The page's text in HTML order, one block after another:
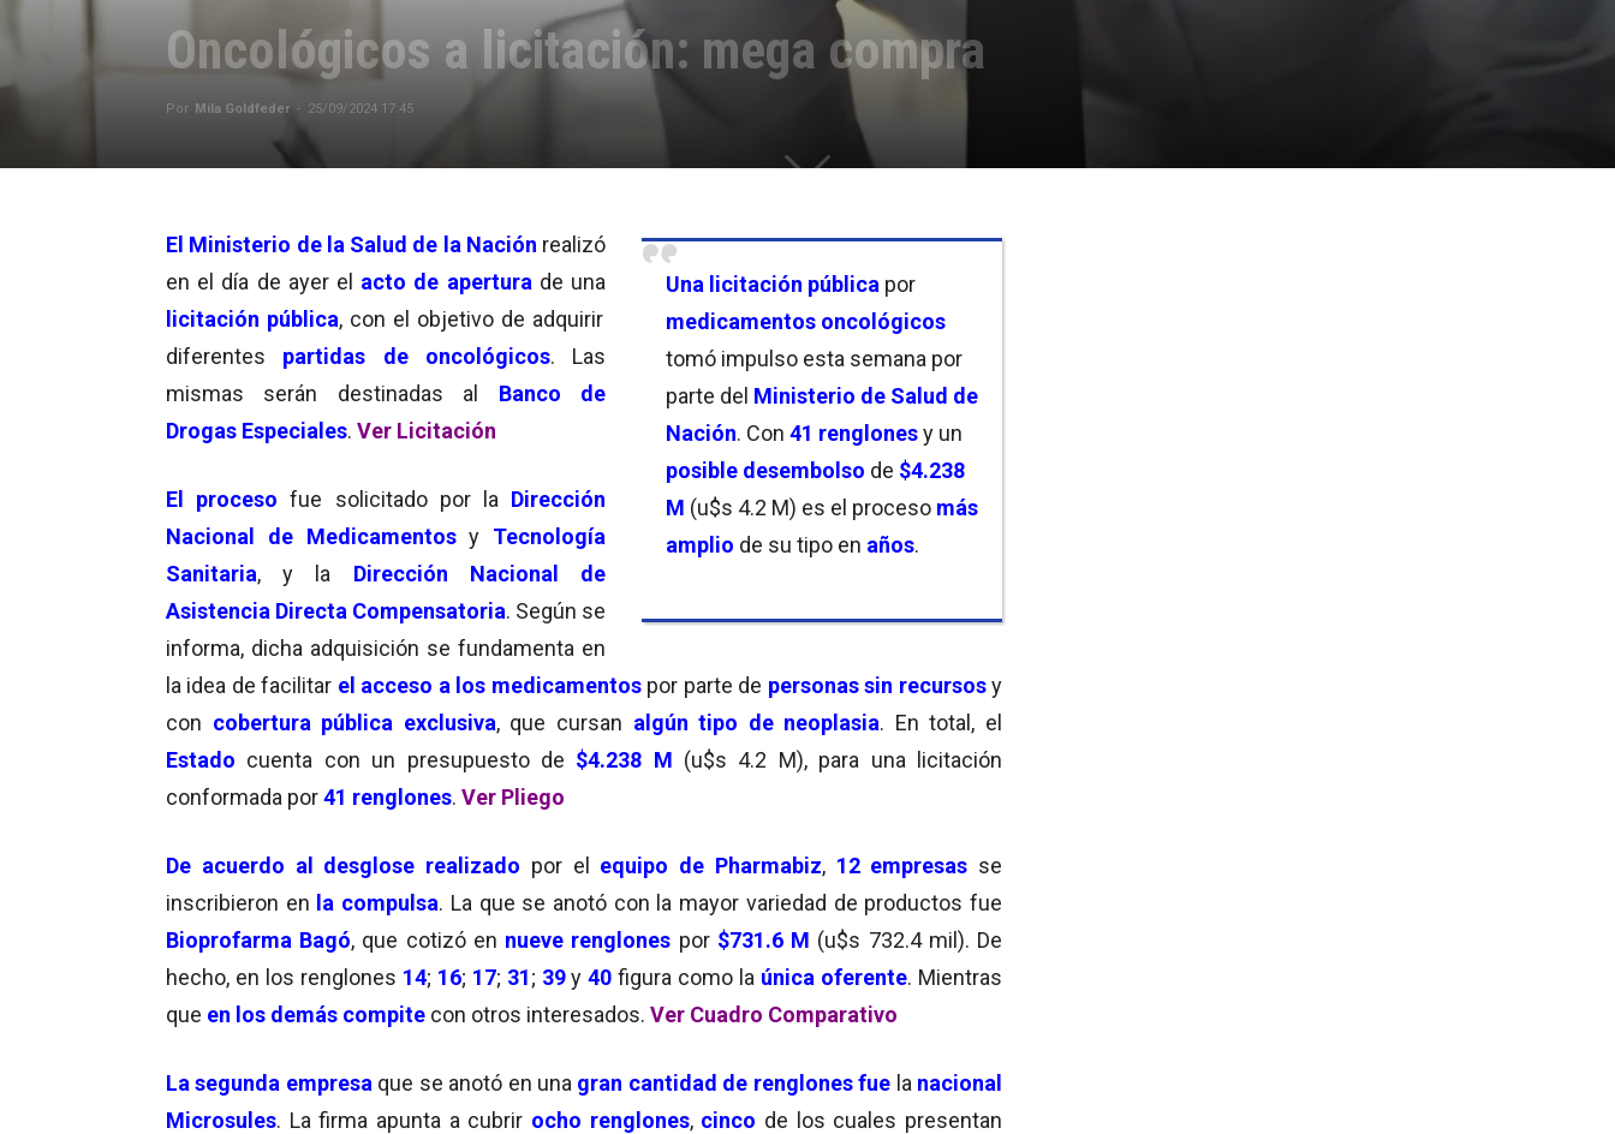
Oncológicos a licitación: mega compra
Por Mila Goldfeder - 25/09/2024 17:45
Una licitación pública por
medicamentos oncológicos
tomó impulso esta semana por
parte del Ministerio de Salud de
Nación. Con 41 renglonesy un
posible desembolso de $4.238
M (u$s 4.2 M) es el proceso más
amplio de su tipo en años.
El Ministerio de la Salud de la Nación realizó
en el día de ayer el acto de apertura de una
licitación pública, con el objetivo de adquirir
diferentes partidas de oncológicos. Las
mismas serán destinadas al Banco de
Drogas Especiales. Ver Licitación
El proceso fue solicitado por la Dirección
Nacional de Medicamentosy Tecnología
Sanitaria, y la Dirección Nacional de
Asistencia Directa Compensatoria. Según se
informa, dicha adquisición se fundamenta en
la idea de facilitar el acceso a los medicamentos por parte de personas sin recursosy
con cobertura pública exclusiva, que cursan algún tipo de neoplasia. En total, el
Estado cuenta con un presupuesto de $4.238 M (u$s 4.2 M), para una licitación
conformada por41 renglones. Ver Pliego
De acuerdo al desglose realizado por el equipo de Pharmabiz, 12 empresas se
inscribieron en la compulsa. La que se anotó con la mayor variedad de productos fue
Bioprofarma Bagó, que cotizó en nueve renglones por $731.6 M (u$s 732.4 mil). De
hecho, en los renglones 14; 16; 17; 31; 39 y40 figura como la única oferente. Mientras
que en los demás compite con otros interesados. Ver Cuadro Comparativo
La segunda empresa que se anotó en una gran cantidad de renglones fue la nacional
Microsules. La firma apunta a cubrir ocho renglones, cinco de los cuales presentan